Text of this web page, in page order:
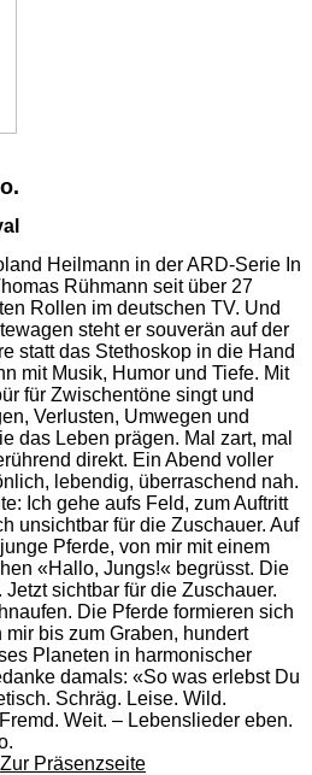
Heilmann in der ARD-Serie In
Rühmann seit über 27
Rollen im deutschen TV. Und
steht er souverän auf der
statt das Stethoskop in die Hand
mit Musik, Humor und Tiefe. Mit
für Zwischentöne singt und
Verlusten, Umwegen und
das Leben prägen. Mal zart, mal
direkt. Ein Abend voller
lebendig, überraschend nah.
Ich gehe aufs Feld, zum Auftritt
unsichtbar für die Zuschauer. Auf
Pferde, von mir mit einem
«Hallo, Jungs!« begrüsst. Die
sichtbar für die Zuschauer.
Die Pferde formieren sich
bis zum Graben, hundert
Planeten in harmonischer
damals: «So was erlebst Du
Schräg. Leise. Wild.
Weit. – Lebenslieder eben.
Zur Präsenzseite